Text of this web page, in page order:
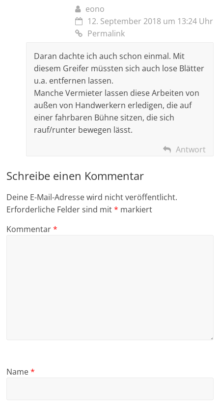
eono
12. September 2018 um 13:24 Uhr
Permalink
Daran dachte ich auch schon einmal. Mit
diesem Greifer müssten sich auch lose Blätter
u.a. entfernen lassen.
Manche Vermieter lassen diese Arbeiten von
außen von Handwerkern erledigen, die auf
einer fahrbaren Bühne sitzen, die sich
rauf/runter bewegen lässt.
Antwort
Schreibe einen Kommentar
Deine E-Mail-Adresse wird nicht veröffentlicht.
Erforderliche Felder sind mit* markiert
Kommentar*
Name*